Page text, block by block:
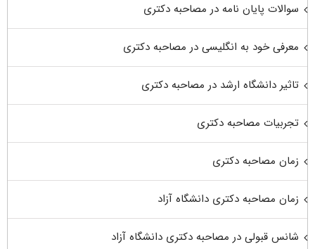
سوالات پایان نامه در مصاحبه دکتری
معرفی خود به انگلیسی در مصاحبه دکتری
تاثیر دانشگاه ارشد در مصاحبه دکتری
تجربیات مصاحبه دکتری
زمان مصاحبه دکتری
زمان مصاحبه دکتری دانشگاه آزاد
شانس قبولی در مصاحبه دکتری دانشگاه آزاد